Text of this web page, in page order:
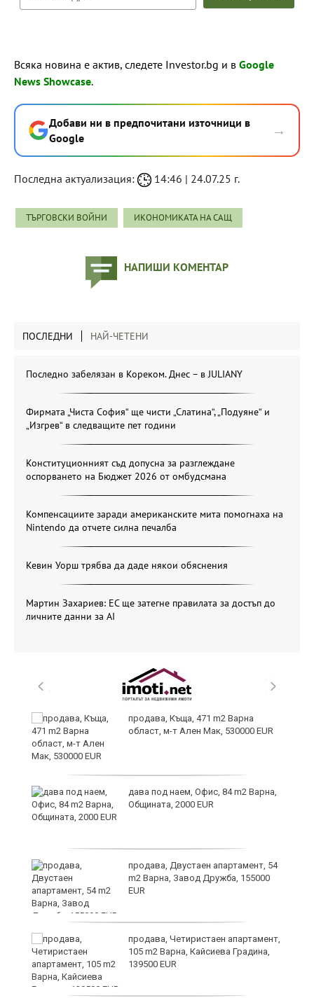
Всяка новина е актив, следете Investor.bg и в Google
News Showcase.
Добави ни в предпочитани източници в
Google
→
Последна актуализация: 14:46 | 24.07.25 г.
ТЪРГОВСКИ ВОЙНИ ИКОНОМИКАТА НА САЩ
НАПИШИ КОМЕНТАР
ПОСЛЕДНИ НАЙ-ЧЕТЕНИ
Последно забелязан в Кореком. Днес – в JULIANY
Фирмата „Чиста София“ ще чисти „Слатина“, „Подуяне“ и
„Изгрев“ в следващите пет години
Конституционният съд допусна за разглеждане
оспорването на Бюджет 2026 от омбудсмана
Компенсациите заради американските мита помогнаха на
Nintendo да отчете силна печалба
Кевин Уорш трябва да даде някои обяснения
Мартин Захариев: ЕС ще затегне правилата за достъп до
личните данни за AI
продава, Къща, 471 m2 Варна
област, м-т Ален Мак, 530000 EUR
дава под наем, Офис, 84 m2 Варна,
Общината, 2000 EUR
продава, Двустаен апартамент, 54
m2 Варна, Завод Дружба, 155000
EUR
продава, Четиристаен апартамент,
105 m2 Варна, Кайсиева Градина,
139500 EUR